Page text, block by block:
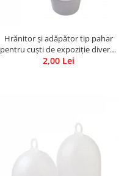
Hrănitor și adăpător tip pahar
pentru cuști de expoziție diverse
culori
2,00 Lei